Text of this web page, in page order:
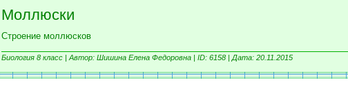
Моллюски
Строение моллюсков
Биология 8 класс | Автор: Шишина Елена Федоровна | ID: 6158 | Дата: 20.11.2015